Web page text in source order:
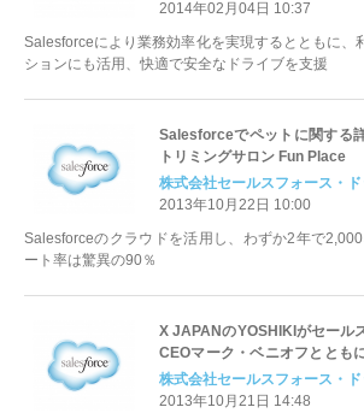
2014年02月04日 10:37
Salesforceにより業務効率化を実現するとともに、
ションにも活用、快適で安全なドライブを支援
Salesforceでペットに関する
トリミングサロン Fun Place
株式会社セールスフォース・
2013年10月22日 10:00
Salesforceのクラウドを活用し、わずか2年で
ート率は驚異の90％
X JAPANのYOSHIKIがセール
CEOマーク・ベニオフととも
イノベーション・起業家精神
対談・演奏予定
株式会社セールスフォース・
2013年10月21日 14:48